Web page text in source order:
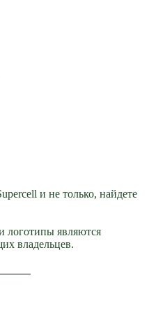
и не только, найдете
логотипы являются
владельцев.